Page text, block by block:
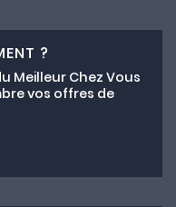
?
Meilleur Chez Vous
vos offres de